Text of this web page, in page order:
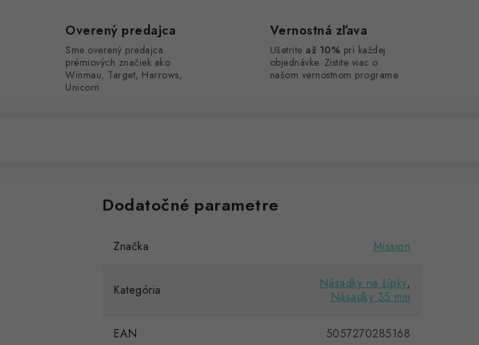
Overený predajca
Sme overený predajca
prémiových značiek ako
Winmau, Target, Harrows,
Unicorn
Vernostná zľava
Ušetrite až 10% pri každej
objednávke. Zistite viac o
našom vernostnom programe.
Dodatočné parametre
Značka Mission
Kategória Násadky na šípky,
Násadky 35 mm
EAN 5057270285168